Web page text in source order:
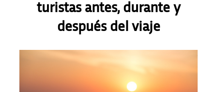
turistas antes, durante y
después del viaje